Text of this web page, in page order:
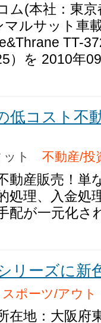
ム(本社：東
ルサット車
TT-
を 2010年
低コスト不
ット 不動産/投
動産販売！単
処理、入金処
配が一元化
リーズに新
スポーツ/アウト
在地：大阪府